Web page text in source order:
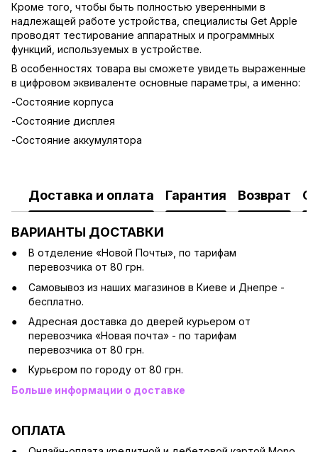
Кроме того, чтобы быть полностью уверенными в
надлежащей работе устройства, специалисты Get Apple
проводят тестирование аппаратных и программных
функций, используемых в устройстве.
В особенностях товара вы сможете увидеть выраженные
в цифровом эквиваленте основные параметры, а именно:
-Состояние корпуса
-Состояние дисплея
-Состояние аккумулятора
Доставка и оплата Гарантия Возврат
ВАРИАНТЫ ДОСТАВКИ
В отделение «Новой Почты», по тарифам
перевозчика от 80 грн.
Cамовывоз из наших магазинов в Киеве и Днепре -
бесплатно.
Адресная доставка до дверей курьером от
перевозчика «Новая почта» - по тарифам
перевозчика от 80 грн.
Курьєром по городу от 80 грн.
Больше информации о доставке
ОПЛАТА